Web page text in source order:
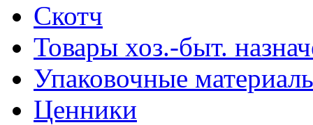
Скотч
Товары хоз.-быт.
Упаковочные
Ценники